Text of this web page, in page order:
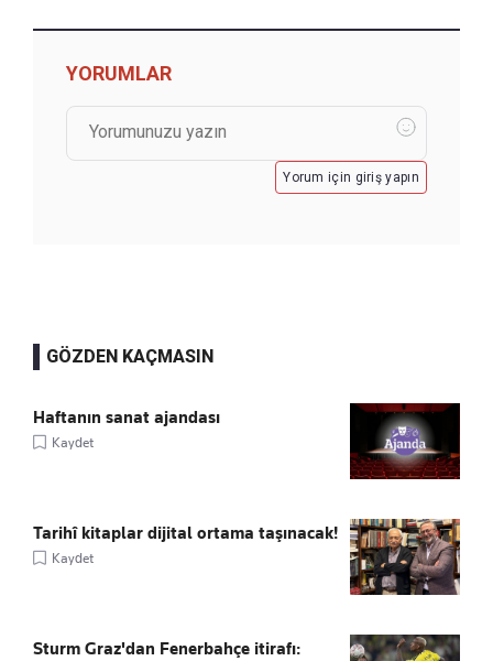
YORUMLAR
Yorum için giriş yapın
GÖZDEN KAÇMASIN
Haftanın sanat ajandası
Kaydet
Tarihî kitaplar dijital ortama taşınacak!
Kaydet
Sturm Graz'dan Fenerbahçe itirafı: